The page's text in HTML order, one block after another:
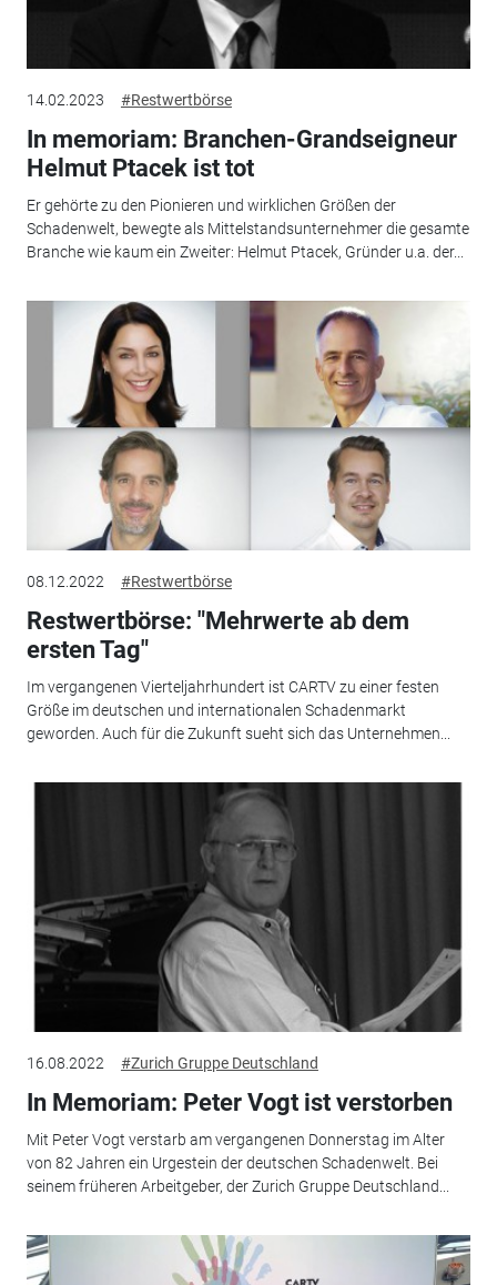
14.02.2023 #Restwertbörse
In memoriam: Branchen-Grandseigneur
Helmut Ptacek ist tot
Er gehörte zu den Pionieren und wirklichen Größen der
Schadenwelt, bewegte als Mittelstandsunternehmer die gesamte
Branche wie kaum ein Zweiter: Helmut Ptacek, Gründer u.a. der...
08.12.2022 #Restwertbörse
Restwertbörse: "Mehrwerte ab dem
ersten Tag"
Im vergangenen Vierteljahrhundert ist CARTV zu einer festen
Größe im deutschen und internationalen Schadenmarkt
geworden. Auch für die Zukunft sueht sich das Unternehmen...
16.08.2022 #Zurich Gruppe Deutschland
In Memoriam: Peter Vogt ist verstorben
Mit Peter Vogt verstarb am vergangenen Donnerstag im Alter
von 82 Jahren ein Urgestein der deutschen Schadenwelt. Bei
seinem früheren Arbeitgeber, der Zurich Gruppe Deutschland...